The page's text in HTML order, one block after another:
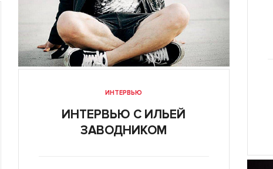
ИНТЕРВЬЮ
ИНТЕРВЬЮ С ИЛЬЕЙ
ЗАВОДНИКОМ